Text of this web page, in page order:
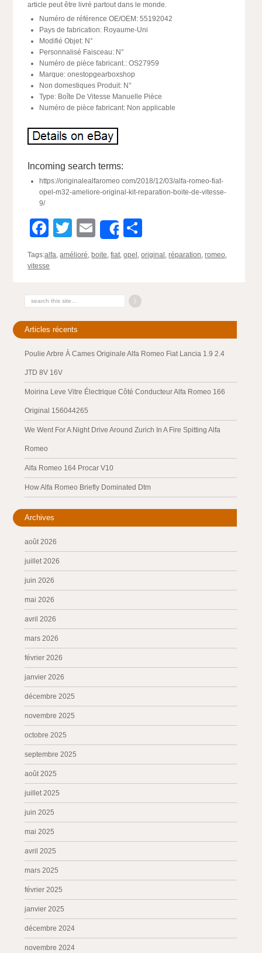
article peut être livré partout dans le monde.
Numéro de référence OE/OEM: 55192042
Pays de fabrication: Royaume-Uni
Modifié Objet: N°
Personnalisé Faisceau: N°
Numéro de pièce fabricant.: OS27959
Marque: onestopgearboxshop
Non domestiques Produit: N°
Type: Boîte De Vitesse Manuelle Pièce
Numéro de pièce fabricant: Non applicable
Incoming search terms:
https://originalealfaromeo com/2018/12/03/alfa-romeo-fiat-
opel-m32-ameliore-original-kit-reparation-boite-de-vitesse-
9/
Facebook
Twitter
EmailShare
Tags:alfa,amélioré, boite,fiat,opel ,original ,réparation,romeo,
vitesse
Articles récents
Poulie Arbre À Cames Originale Alfa Romeo Fiat Lancia 1.9 2.4
JTD 8V 16V
Moirina Leve Vitre Électrique Côté Conducteur Alfa Romeo 166
Original 156044265
We Went For A Night Drive Around Zurich In A Fire Spitting Alfa
Romeo
Alfa Romeo 164 Procar V10
How Alfa Romeo Briefly Dominated Dtm
Archives
août 2026
juillet 2026
juin 2026
mai 2026
avril 2026
mars 2026
février 2026
janvier 2026
décembre 2025
novembre 2025
octobre 2025
septembre 2025
août 2025
juillet 2025
juin 2025
mai 2025
avril 2025
mars 2025
février 2025
janvier 2025
décembre 2024
novembre 2024